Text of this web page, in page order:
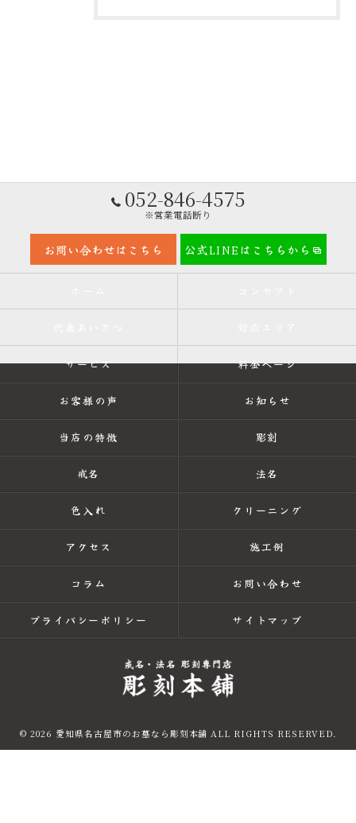
052-846-4575
※営業電話断り
お問い合わせはこちら 公式LINEはこちらから
サービス 料金ページ
お客様の声 お知らせ
当店の特徴 彫刻
戒名 法名
色入れ クリーニング
アクセス 施工例
コラム お問い合わせ
プライバシーポリシー サイトマップ
© 2026 愛知県名古屋市のお墓なら彫刻本舗 ALL RIGHTS RESERVED.